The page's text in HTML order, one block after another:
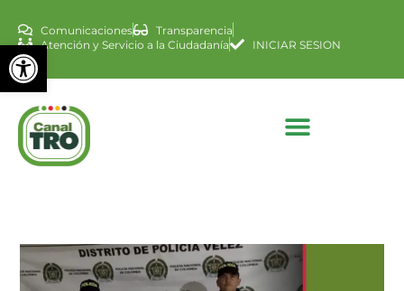
Abrir barra de
Comunicaciones
Transparencia
Atención y Servicio a la Ciudadanía
INICIAR SESION